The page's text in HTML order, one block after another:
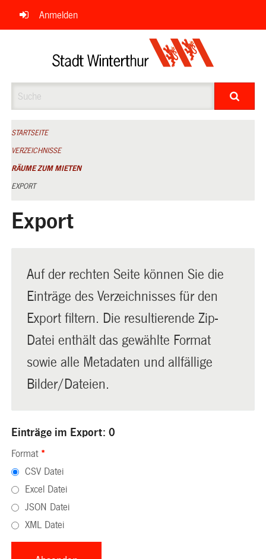
Navigation
überspringen
Anmelden
STARTSEITE
VERZEICHNISSE
RÄUME ZUM MIETEN
EXPORT
Export
Auf der rechten Seite können Sie die
Einträge des Verzeichnisses für den
Export filtern. Die resultierende Zip-
Datei enthält das gewählte Format
sowie alle Metadaten und allfällige
Bilder/Dateien.
Einträge im Export: 0
Format *
CSV Datei
Excel Datei
JSON Datei
XML Datei